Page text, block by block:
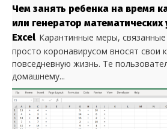
Чем занять ребенка на время
или генератор
Excel Карантинные меры, связанные
просто коронавирусом вносят свои
повседневную жизнь. Те
домашнему...